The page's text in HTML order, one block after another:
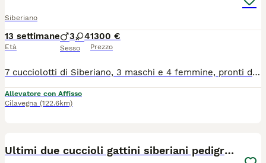
Siberiano
13 settimane
Età
3 4
Sesso
1300 €
Prezzo
7 cucciolotti di Siberiano, 3 maschi e 4 femmine, pronti dal 10 di Agosto, genitori testati hcm, pkd e pkdef n/n, ecocardio regolari n/n, Kit cucciolo..
Allevatore con Affisso
Cilavegna (122.6km)
Ultimi due cuccioli gattini siberiani pedigreeENFI